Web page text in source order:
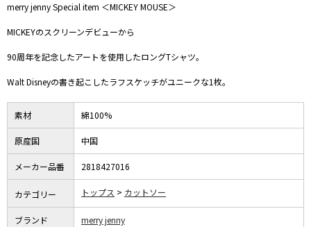
merry jenny Special item ＜MICKEY MOUSE＞
MICKEYのスクリーンデビューから
90周年を記念したアートを使用したロングTシャツ。
Walt Disneyの書き起こしたラフスケッチがユニークな1枚。
素材 綿100%
原産国 中国
メーカー品番 2818427016
カテゴリー トップス カットソー
ブランド merry jenny